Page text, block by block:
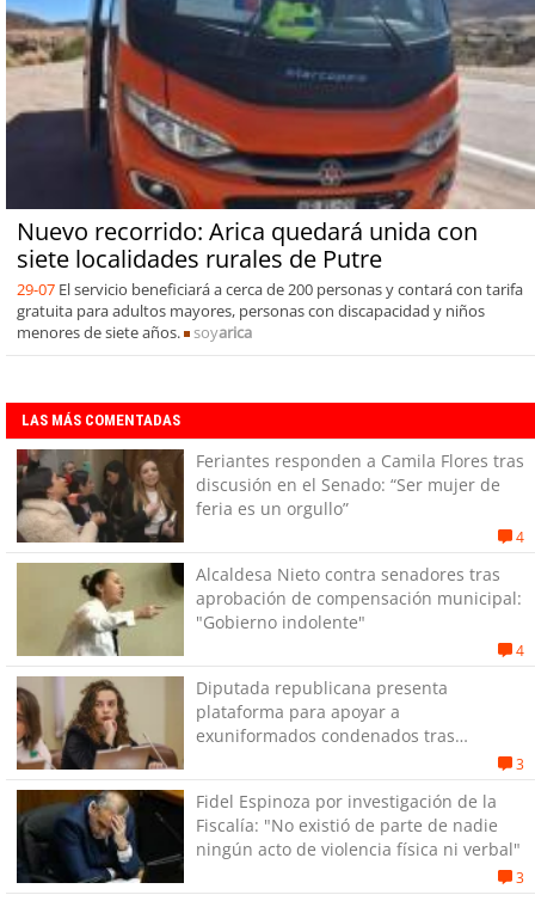
Nuevo recorrido: Arica quedará unida con
siete localidades rurales de Putre
29-07 El servicio beneficiará a cerca de 200 personas y contará con tarifa
gratuita para adultos mayores, personas con discapacidad y niños
menores de siete años.
soyarica
LAS MÁS COMENTADAS
Feriantes responden a Camila Flores tras
discusión en el Senado: “Ser mujer de
feria es un orgullo”
4
Alcaldesa Nieto contra senadores tras
aprobación de compensación municipal:
"Gobierno indolente"
4
Diputada republicana presenta
plataforma para apoyar a
exuniformados condenados tras
3
Fidel Espinoza por investigación de la
Fiscalía: "No existió de parte de nadie
ningún acto de violencia física ni verbal"
3